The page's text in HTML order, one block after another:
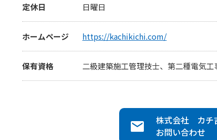
定休日 日曜日
ホームページ https://kachikichi.com/
保有資格 二級建築施工管理技士、第二種電気
株式会社 カチ
お問い合わせ